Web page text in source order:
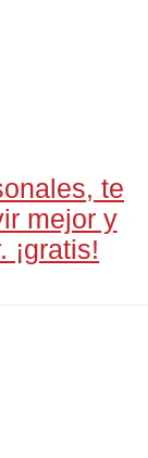
te
mejor y
¡gratis!